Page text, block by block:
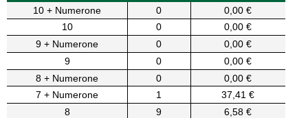
10 + Numerone
0
0,00 €
10
0
0,00 €
9 + Numerone
0
0,00 €
9
0
0,00 €
8 + Numerone
0
0,00 €
7 + Numerone
1
37,41 €
8
9
6,58 €